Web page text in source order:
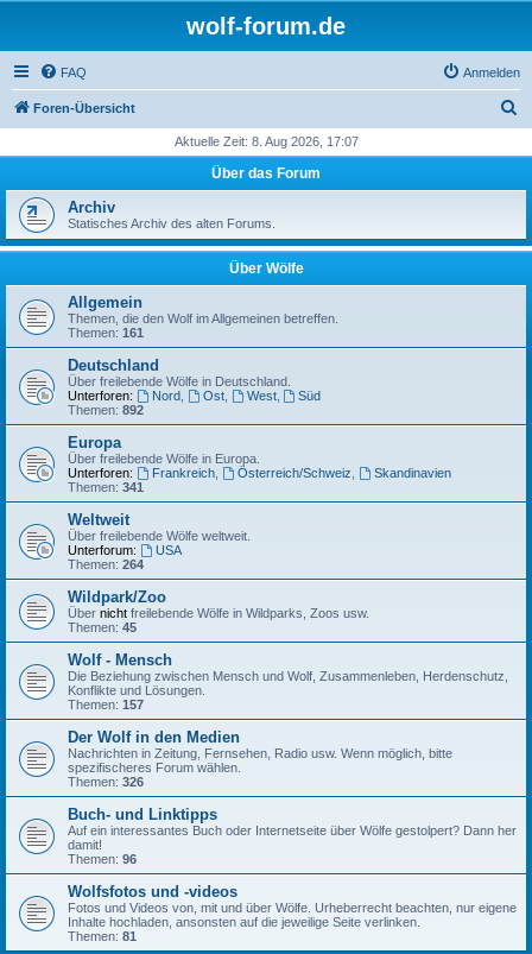
wolf-forum.de
FAQ Anmelden
Foren-Übersicht
h
Aktuelle Zeit: 8. Aug 2026, 17:07
Über das Forum
Archiv
Statisches Archiv des alten Forums.
Über Wölfe
Allgemein
Themen, die den Wolf im Allgemeinen betreffen.
Themen: 161
Deutschland
Über freilebende Wölfe in Deutschland.
Unterforen:
Nord, Ost, West,
Süd
Themen: 892
Europa
Über freilebende Wölfe in Europa.
Unterforen:
Frankreich, Österreich/Schweiz
Skandinavien
Themen: 341
Weltweit
Über freilebende Wölfe weltweit.
Unterforum:
USA
Themen: 264
Wildpark/Zoo
Über nicht freilebende Wölfe in Wildparks, Zoos usw.
Themen: 45
Wolf - Mensch
Die Beziehung zwischen Mensch und Wolf, Zusammenleben, Herdenschutz,
Konflikte und Lösungen.
Themen: 157
Der Wolf in den Medien
Nachrichten in Zeitung, Fernsehen, Radio usw. Wenn möglich, bitte
spezifischeres Forum wählen.
Themen: 326
Buch- und Linktipps
Auf ein interessantes Buch oder Internetseite über Wölfe gestolpert? Dann her
damit!
Themen: 96
Wolfsfotos und -videos
Fotos und Videos von, mit und über Wölfe. Urheberrecht beachten, nur eigene
Inhalte hochladen, ansonsten auf die jeweilige Seite verlinken.
Themen: 81